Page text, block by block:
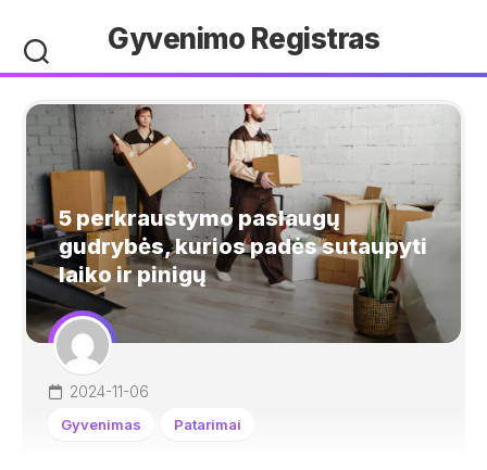
content
Gyvenimo Registras
5 perkraustymo paslaugų
gudrybės, kurios padės sutaupyti
laiko ir pinigų
2024-11-06
Gyvenimas Patarimai